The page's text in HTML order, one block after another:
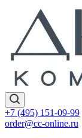
+7 (495) 151-09-99
order@cc-online.ru